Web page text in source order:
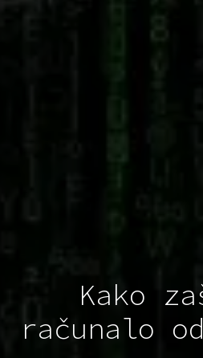
Kako
računalo